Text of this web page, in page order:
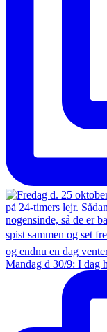
Mandag d 30/9: I dag